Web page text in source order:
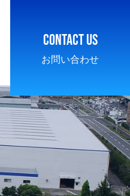
CONTACT US
お問い合わせ